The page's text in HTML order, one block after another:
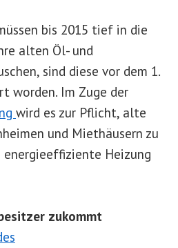
bis 2015 tief in die
alten Öl- und
sind diese vor dem 1.
worden. Im Zuge der
wird es zur Pflicht, alte
und Miethäusern zu
energieeffiziente Heizung
zukommt